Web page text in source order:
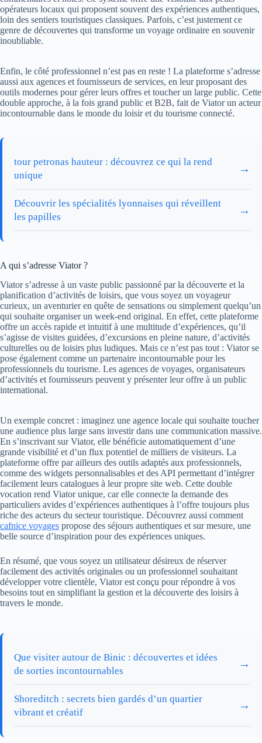
opérateurs locaux qui proposent souvent des expériences authentiques,
loin des sentiers touristiques classiques. Parfois, c’est justement ce
genre de découvertes qui transforme un voyage ordinaire en souvenir
inoubliable.
Enfin, le côté professionnel n’est pas en reste ! La plateforme s’adresse
aussi aux agences et fournisseurs de services, en leur proposant des
outils modernes pour gérer leurs offres et toucher un large public. Cette
double approche, à la fois grand public et B2B, fait de Viator un acteur
incontournable dans le monde du loisir et du tourisme connecté.
tour petronas hauteur : découvrez ce qui la rend
unique
→
Découvrir les spécialités lyonnaises qui réveillent
les papilles
→
A qui s’adresse Viator ?
Viator s’adresse à un vaste public passionné par la découverte et la
planification d’activités de loisirs, que vous soyez un voyageur
curieux, un aventurier en quête de sensations ou simplement quelqu’un
qui souhaite organiser un week-end original. En effet, cette plateforme
offre un accès rapide et intuitif à une multitude d’expériences, qu’il
s’agisse de visites guidées, d’excursions en pleine nature, d’activités
culturelles ou de loisirs plus ludiques. Mais ce n’est pas tout : Viator se
pose également comme un partenaire incontournable pour les
professionnels du tourisme. Les agences de voyages, organisateurs
d’activités et fournisseurs peuvent y présenter leur offre à un public
international.
Un exemple concret : imaginez une agence locale qui souhaite toucher
une audience plus large sans investir dans une communication massive.
En s’inscrivant sur Viator, elle bénéficie automatiquement d’une
grande visibilité et d’un flux potentiel de milliers de visiteurs. La
plateforme offre par ailleurs des outils adaptés aux professionnels,
comme des widgets personnalisables et des API permettant d’intégrer
facilement leurs catalogues à leur propre site web. Cette double
vocation rend Viator unique, car elle connecte la demande des
particuliers avides d’expériences authentiques à l’offre toujours plus
riche des acteurs du secteur touristique. Découvrez aussi comment
cafnice voyages propose des séjours authentiques et sur mesure, une
belle source d’inspiration pour des expériences uniques.
En résumé, que vous soyez un utilisateur désireux de réserver
facilement des activités originales ou un professionnel souhaitant
développer votre clientèle, Viator est conçu pour répondre à vos
besoins tout en simplifiant la gestion et la découverte des loisirs à
travers le monde.
Que visiter autour de Binic : découvertes et idées
de sorties incontournables
→
Shoreditch : secrets bien gardés d’un quartier
vibrant et créatif
→